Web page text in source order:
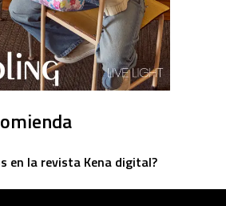
en la revista Kena digital?